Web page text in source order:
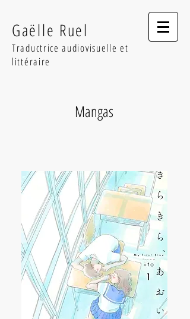
Gaëlle Ruel
Traductrice audiovisuelle et
littéraire
Mangas